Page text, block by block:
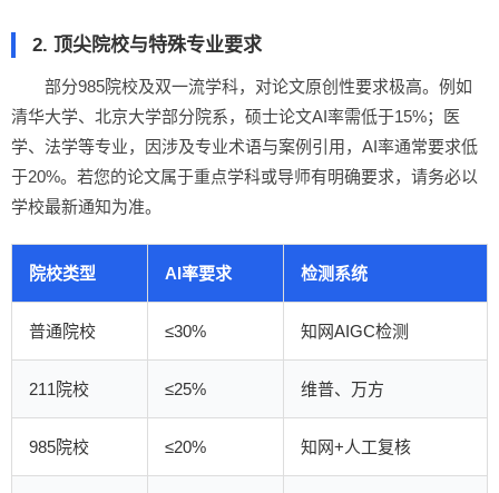
2. 顶尖院校与特殊专业要求
部分985院校及双一流学科，对论文原创性要求极高。例如
清华大学、北京大学部分院系，硕士论文AI率需低于15%；医
学、法学等专业，因涉及专业术语与案例引用，AI率通常要求低
于20%。若您的论文属于重点学科或导师有明确要求，请务必以
学校最新通知为准。
院校类型 AI率要求 检测系统
普通院校 ≤30% 知网AIGC检测
211院校 ≤25% 维普、万方
985院校 ≤20% 知网+人工复核